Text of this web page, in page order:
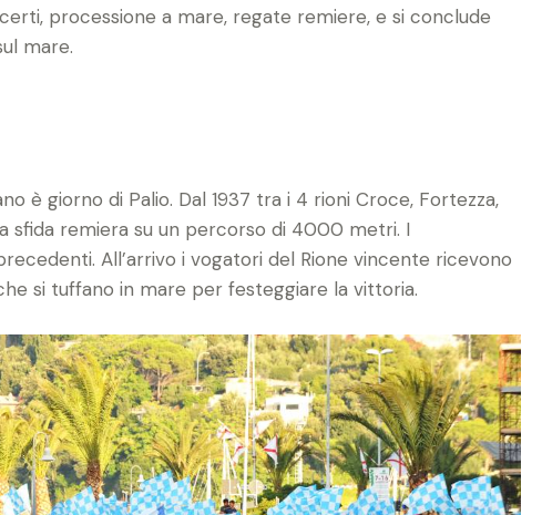
processione a mare, regate remiere, e si conclude
mare.
è giorno di Palio. Dal 1937 tra i 4 rioni Croce, Fortezza,
sfida remiera su un percorso di 4000 metri. I
All’arrivo i vogatori del Rione vincente ricevono
si tuffano in mare per festeggiare la vittoria.